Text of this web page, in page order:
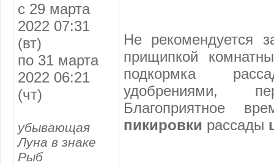
с 29 марта
2022 07:31
(вт)
по 31 марта
2022 06:21
(чт)
убывающая
Луна в знаке
Рыб
Не рекомендуется
прищипкой
подкормка
удобрениями,
Благоприятное
пикировки рассады